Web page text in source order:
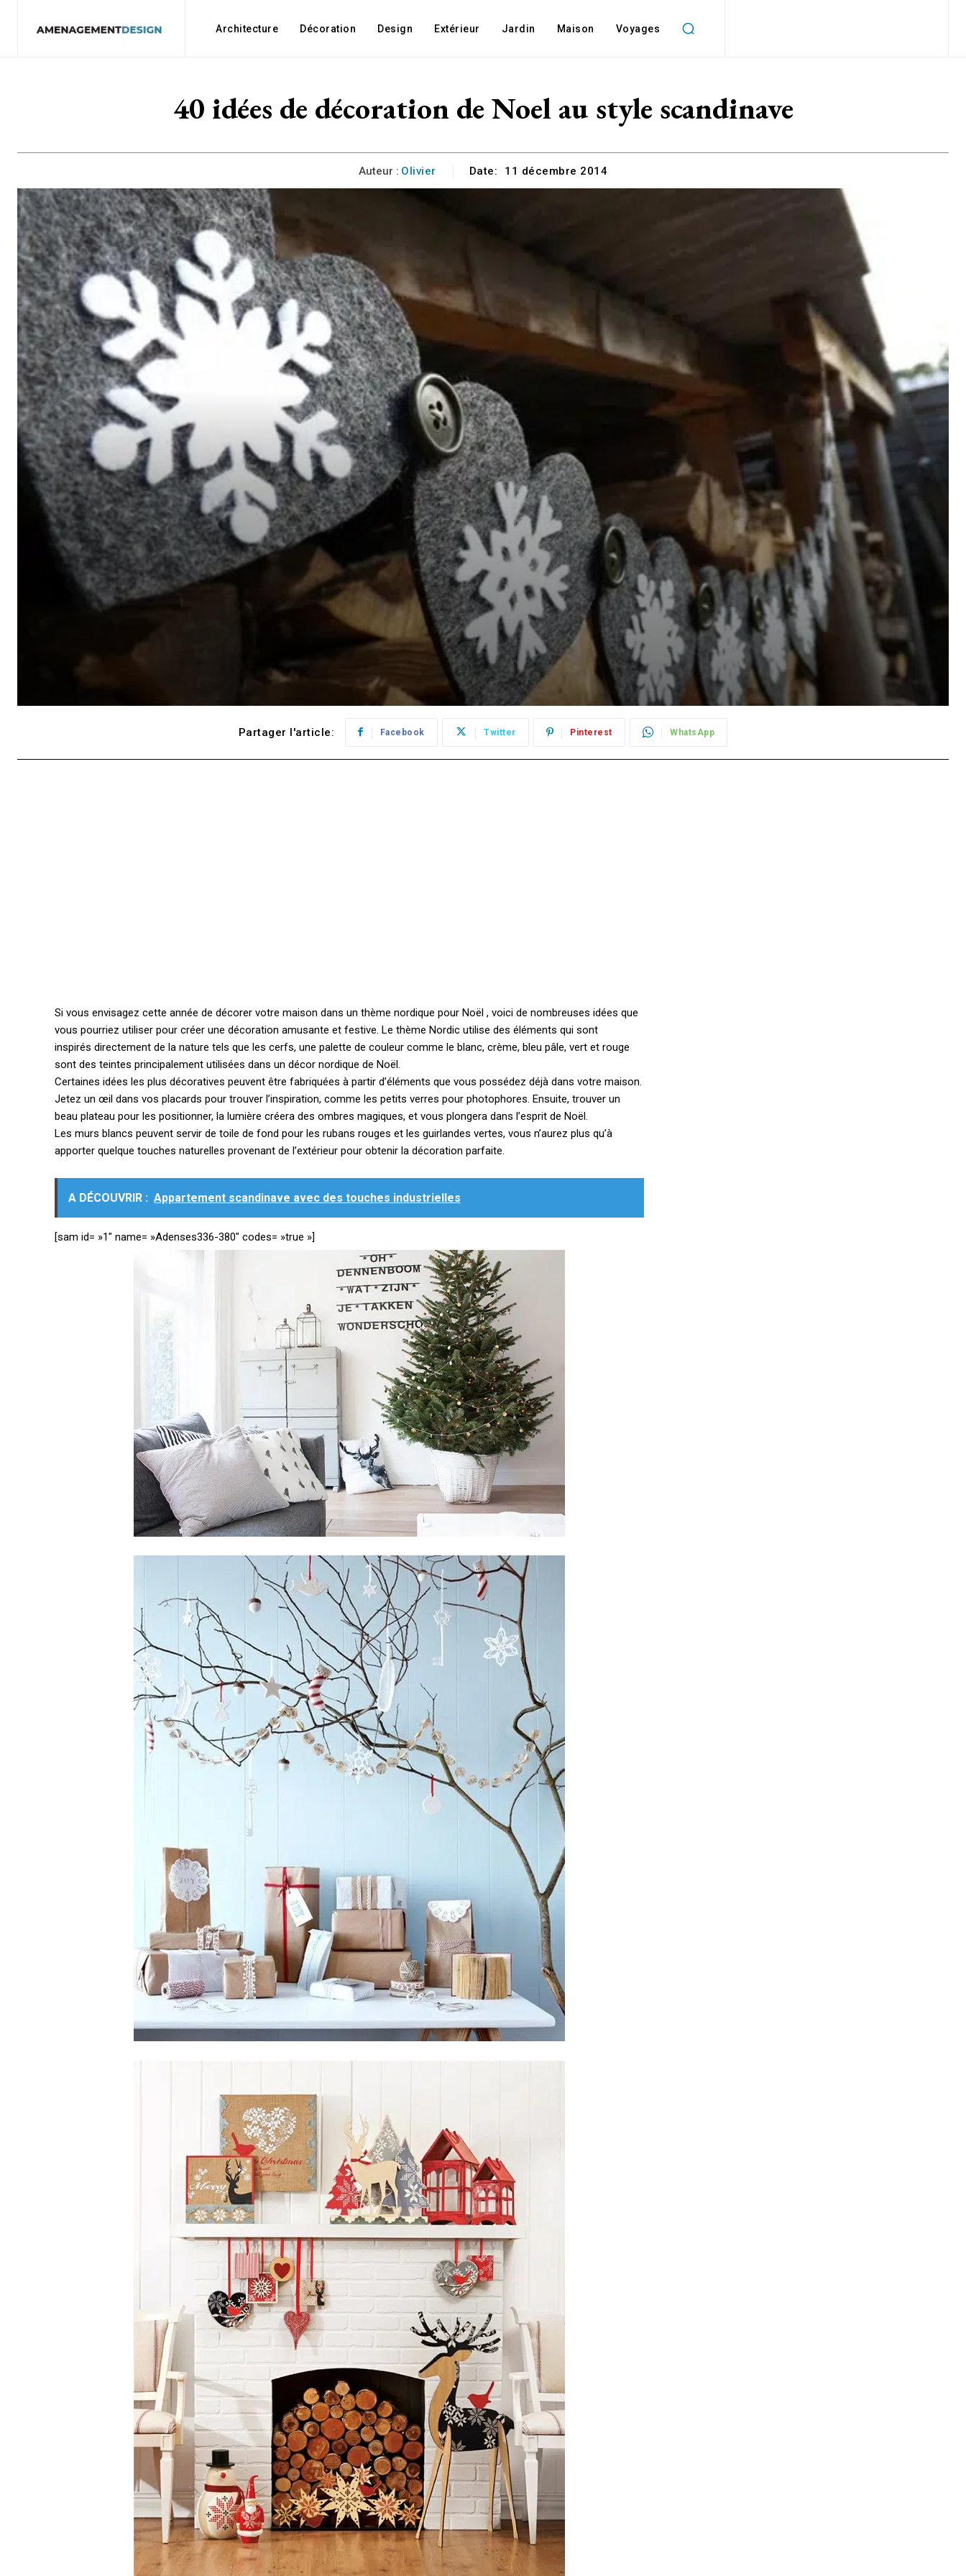
Architecture Décoration Design Extérieur Jardin Maison Voyages
40 idées de décoration de Noel au style scandinave
Auteur : Olivier Date: 11 décembre 2014
Partager l'article: Facebook Twitter Pinterest WhatsApp
Si vous envisagez cette année de décorer votre maison dans un thème nordique pour Noël , voici de nombreuses idées que
vous pourriez utiliser pour créer une décoration amusante et festive. Le thème Nordic utilise des éléments qui sont
inspirés directement de la nature tels que les cerfs, une palette de couleur comme le blanc, crème, bleu pâle, vert et rouge
sont des teintes principalement utilisées dans un décor nordique de Noël.
Certaines idées les plus décoratives peuvent être fabriquées à partir d’éléments que vous possédez déjà dans votre maison.
Jetez un œil dans vos placards pour trouver l’inspiration, comme les petits verres pour photophores. Ensuite, trouver un
beau plateau pour les positionner, la lumière créera des ombres magiques, et vous plongera dans l’esprit de Noël.
Les murs blancs peuvent servir de toile de fond pour les rubans rouges et les guirlandes vertes, vous n’aurez plus qu’à
apporter quelque touches naturelles provenant de l’extérieur pour obtenir la décoration parfaite.
A DÉCOUVRIR : Appartement scandinave avec des touches industrielles
[sam id= »1″ name= »Adenses336-380″ codes= »true »]